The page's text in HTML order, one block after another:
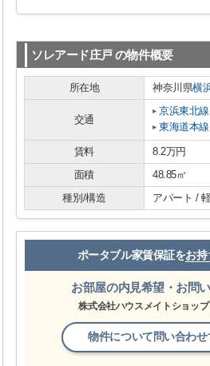
ソレアード庄戸の物件概要
所在地 神奈川県横
交通
京浜東北線
東海道本線
賃料 8.2万円
面積
48.85㎡
種別/構造
アパート /
ポータブル家賃保証をお持
お部屋の内見希望・お問
株式会社ハウスメイトショッ
物件について問い合わせ